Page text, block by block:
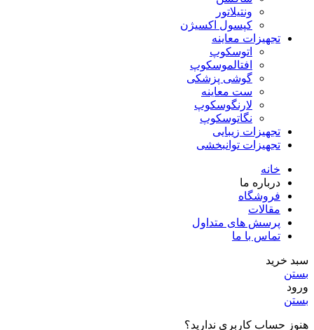
ونتیلاتور
کپسول اکسیژن
تجهیزات معاینه
اتوسکوپ
افتالموسکوپ
گوشی پزشکی
ست معاینه
لارنگوسکوپ
نگاتوسکوپ
تجهیزات زیبایی
تجهیزات توانبخشی
خانه
درباره ما
فروشگاه
مقالات
پرسش های متداول
تماس با ما
سبد خرید
بستن
ورود
بستن
هنوز حساب کاربری ندارید؟